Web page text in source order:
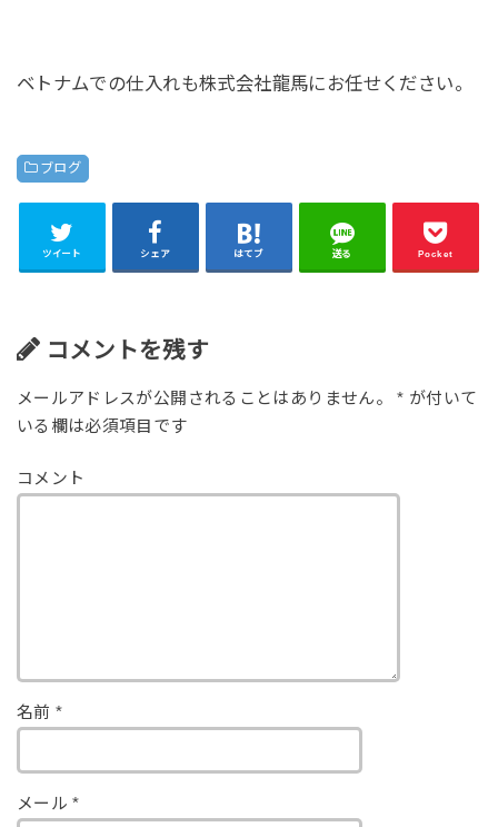
ベトナムでの仕入れも株式会社龍馬にお任せください。
ブログ
ツイート シェア はてブ 送る Pocket
コメントを残す
メールアドレスが公開されることはありません。 * が付いて
いる欄は必須項目です
コメント
名前 *
メール*